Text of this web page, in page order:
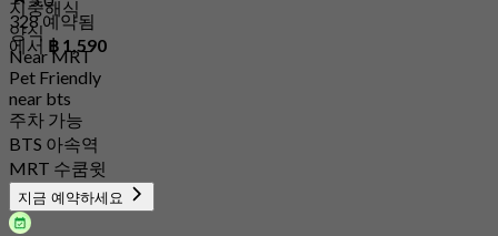
328 예약됨
에서 ฿ 1,590
지중해식
양식
Near MRT
Pet Friendly
near bts
주차 가능
BTS 아속역
MRT 수쿰윗
지금 예약하세요